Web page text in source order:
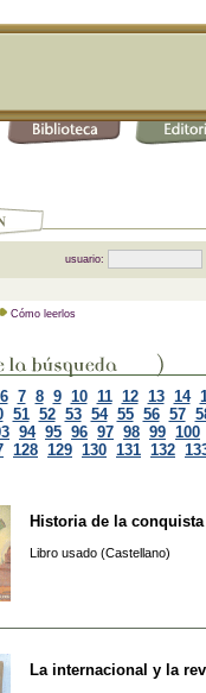
usuario:
Cómo leerlos
6 7 8 9 10 11 12 13 14
51 52 53 54 55 56 57
94 95 96 97 98 99 100
128 129 130 131 132
Historia de la
Libro usado (Castellano)
La internacional y la